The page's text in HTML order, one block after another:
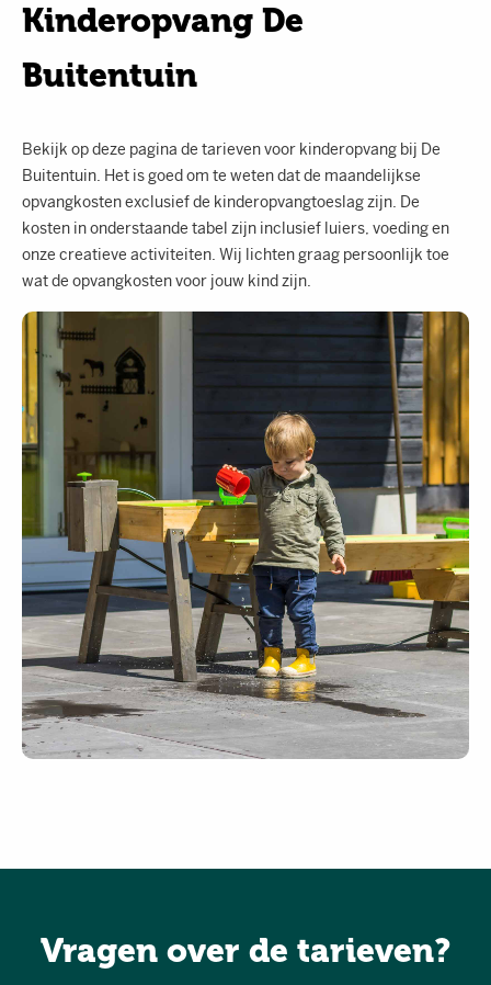
Kinderopvang De
Buitentuin
Bekijk op deze pagina de tarieven voor kinderopvang bij De
Buitentuin. Het is goed om te weten dat de maandelijkse
opvangkosten exclusief de kinderopvangtoeslag zijn. De
kosten in onderstaande tabel zijn inclusief luiers, voeding en
onze creatieve activiteiten. Wij lichten graag persoonlijk toe
wat de opvangkosten voor jouw kind zijn.
Vragen over de tarieven?